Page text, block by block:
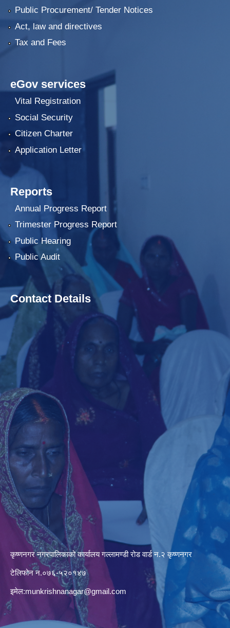
Public Procurement/ Tender Notices
Act, law and directives
Tax and Fees
eGov services
Vital Registration
Social Security
Citizen Charter
Application Letter
Reports
Annual Progress Report
Trimester Progress Report
Public Hearing
Public Audit
Contact Details
कृष्णनगर नगरपालिकाको कार्यालय गल्लामण्डी रोड वार्ड न.२ कृष्णनगर
टेलिफोन न.०७६-५२०१४७
इमेल:munkrishnanagar@gmail.com